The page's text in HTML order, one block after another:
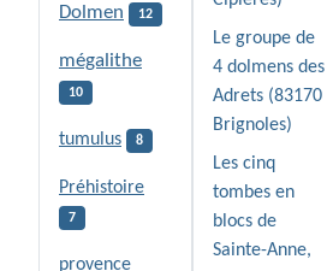
Dolmen 12
mégalithe
10
tumulus 8
Préhistoire
7
provence
Le groupe de
4 dolmens des
Adrets (83170
Brignoles)
Les cinq
tombes en
blocs de
Sainte-Anne,